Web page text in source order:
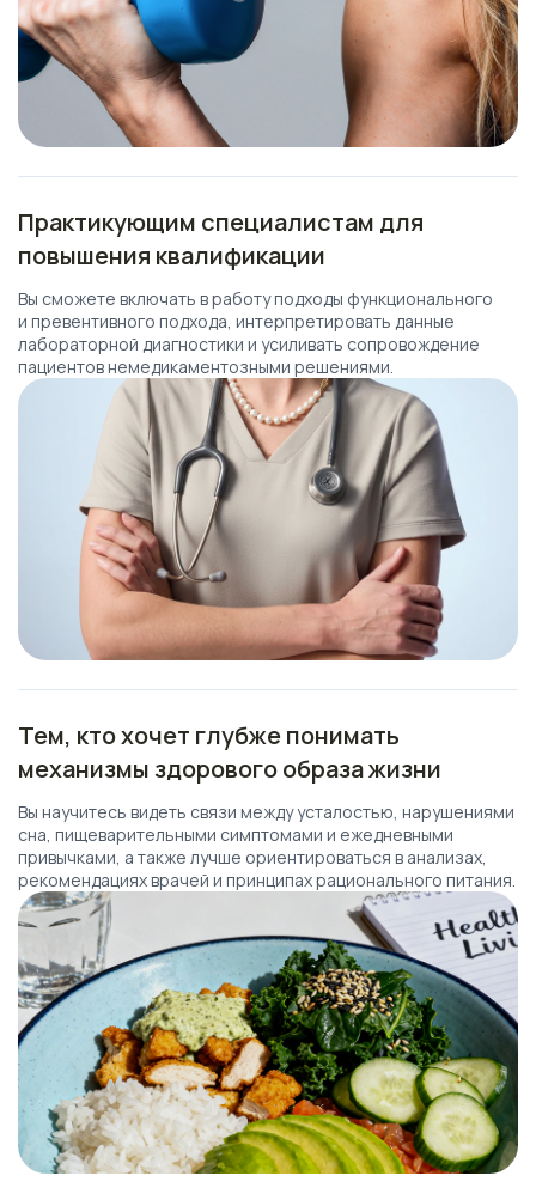
Практикующим специалистам для
повышения квалификации
Вы сможете включать в работу подходы функционального
и превентивного подхода, интерпретировать данные
лабораторной диагностики и усиливать сопровождение
пациентов немедикаментозными решениями.
Тем, кто хочет глубже понимать
механизмы здорового образа жизни
Вы научитесь видеть связи между усталостью, нарушениями
сна, пищеварительными симптомами и ежедневными
привычками, а также лучше ориентироваться в анализах,
рекомендациях врачей и принципах рационального питания.